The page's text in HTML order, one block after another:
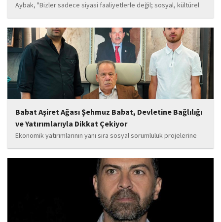
Aybak, "Bizler sadece siyasi faaliyetlerle değil; sosyal, kültürel
ve manevi değerleri güçlendiren çalışmalarla da gençlerimizin
yanında olacağız. Sultangazi'de birlik ve beraberlik ruhunu daha
da güçlendirecek projeleri hayata geçirmek için ekip...
Babat Aşiret Ağası Şehmuz Babat, Devletine Bağlılığı
ve Yatırımlarıyla Dikkat Çekiyor
Ekonomik yatırımlarının yanı sıra sosyal sorumluluk projelerine
de önem veren Babat'ın, eğitim alanında bir lise ile iki okulun
yapımına katkı sunduğu, ayrıca Şırnak'ın çeşitli noktalarında
tamamlanan ve yapımı devam eden...